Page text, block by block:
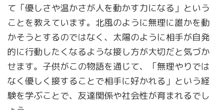
て「優しさや温かさが人を動かす力になる」という
ことを教えています。北風のように無理に誰かを動
かそうとするのではなく、太陽のように相手が自発
的に行動したくなるような接し方が大切だと気づか
せます。子供がこの物語を通じて、「無理やりでは
なく優しく接することで相手に好かれる」という経
験を学ぶことで、友達関係や社会性が育まれるでし